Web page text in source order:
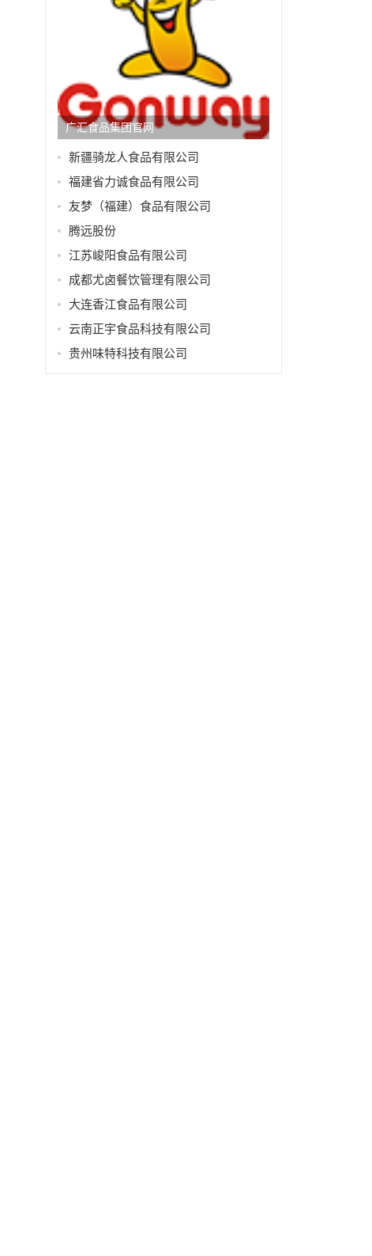
广汇食品集团官网
新疆骑龙人食品有限公司
福建省力诚食品有限公司
友梦（福建）食品有限公司
腾远股份
江苏峻阳食品有限公司
成都尤卤餐饮管理有限公司
大连香江食品有限公司
云南正宇食品科技有限公司
贵州味特科技有限公司